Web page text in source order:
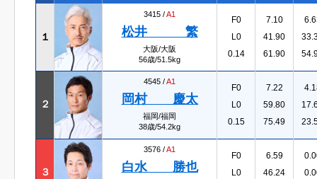
１
3415 /A1
松井 繁
大阪/大阪
56歳/51.5kg
F0
L0
0.14
7.10
41.90
61.90
２
4545 /A1
岡村 慶太
福岡/福岡
38歳/54.2kg
F0
L0
0.15
7.22
59.80
75.49
３
3576 /A1
白水 勝也
F0
L0
6.59
46.24